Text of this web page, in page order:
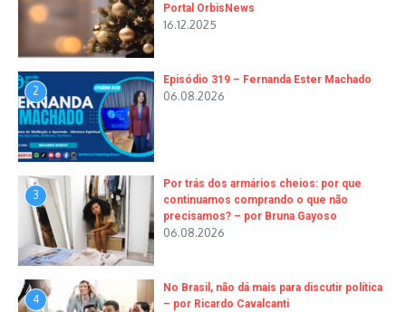
Portal OrbisNews
16.12.2025
2
Episódio 319 – Fernanda Ester Machado
06.08.2026
3
Por trás dos armários cheios: por que
continuamos comprando o que não
precisamos? – por Bruna Gayoso
06.08.2026
4
No Brasil, não dá mais para discutir política
– por Ricardo Cavalcanti